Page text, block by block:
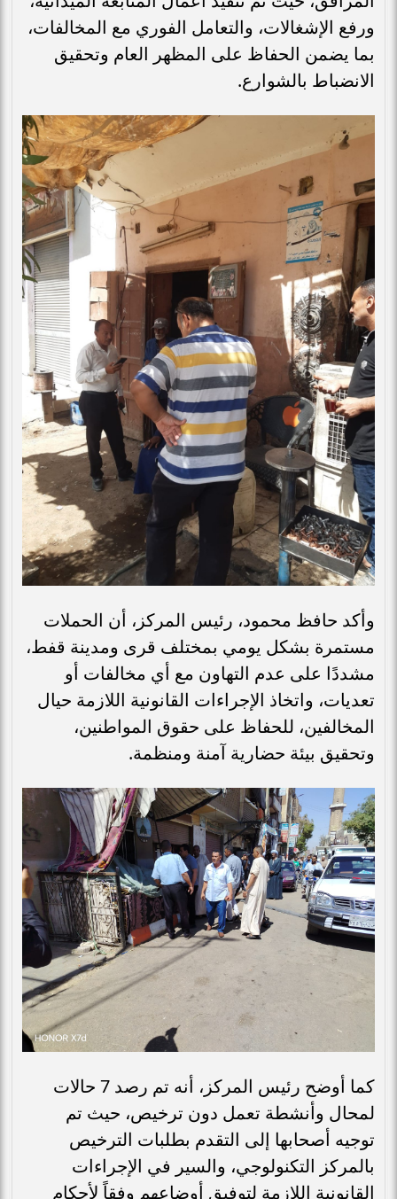
ورفع الإشغالات، والتعامل الفوري مع المخالفات،
بما يضمن الحفاظ على المظهر العام وتحقيق
الانضباط بالشوارع.
وأكد حافظ محمود، رئيس المركز، أن الحملات
مستمرة بشكل يومي بمختلف قرى ومدينة قفط،
مشددًا على عدم التهاون مع أي مخالفات أو
تعديات، واتخاذ الإجراءات القانونية اللازمة حيال
المخالفين، للحفاظ على حقوق المواطنين،
وتحقيق بيئة حضارية آمنة ومنظمة.
كما أوضح رئيس المركز، أنه تم رصد 7 حالات
لمحال وأنشطة تعمل دون ترخيص، حيث تم
توجيه أصحابها إلى التقدم بطلبات الترخيص
بالمركز التكنولوجي، والسير في الإجراءات
القانونية اللازمة لتوفيق أوضاعهم وفقاً لأحكام